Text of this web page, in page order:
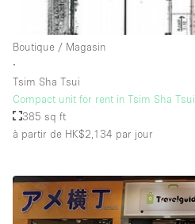
Salle de Bain
Smoking Area
Style Haussmannien
Style Industriel
Surface Habitable
Système de sécurité
Boutique / Magasin
∙
Tsim Sha Tsui
Compact unit for rent in Tsim Sha Tsui
385 sq ft
à partir de HK$2,134 par jour